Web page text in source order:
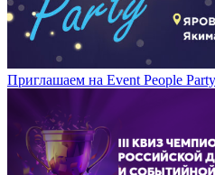
Приглашаем на Event People Party